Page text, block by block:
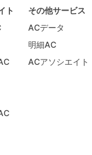
ト
その他サービス
ACデータ
明細AC
ACアソシエイト